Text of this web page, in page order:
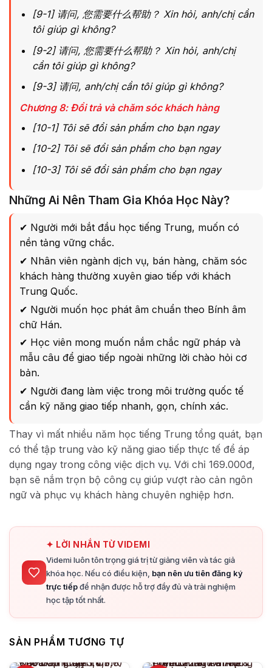
[9-1] 请问, 您需要什么帮助？ Xin hỏi, anh/chị cần
tôi giúp gì không?
[9-2] 请问, 您需要什么帮助？ Xin hỏi, anh/chị
cần tôi giúp gì không?
[9-3] 请问, anh/chị cần tôi giúp gì không?
Chương 8: Đổi trả và chăm sóc khách hàng
[10-1] Tôi sẽ đổi sản phẩm cho bạn ngay
[10-2] Tôi sẽ đổi sản phẩm cho bạn ngay
[10-3] Tôi sẽ đổi sản phẩm cho bạn ngay
Những Ai Nên Tham Gia Khóa Học Này?
✔ Người mới bắt đầu học tiếng Trung, muốn có
nền tảng vững chắc.
✔ Nhân viên ngành dịch vụ, bán hàng, chăm sóc
khách hàng thường xuyên giao tiếp với khách
Trung Quốc.
✔ Người muốn học phát âm chuẩn theo Bính âm
chữ Hán.
✔ Học viên mong muốn nắm chắc ngữ pháp và
mẫu câu để giao tiếp ngoài những lời chào hỏi cơ
bản.
✔ Người đang làm việc trong môi trường quốc tế
cần kỹ năng giao tiếp nhanh, gọn, chính xác.
Thay vì mất nhiều năm học tiếng Trung tổng quát, bạn
có thể tập trung vào kỹ năng giao tiếp thực tế để áp
dụng ngay trong công việc dịch vụ. Với chỉ 169.000đ,
bạn sẽ nắm trọn bộ công cụ giúp vượt rào cản ngôn
ngữ và phục vụ khách hàng chuyên nghiệp hơn.
✦ LỜI NHẮN TỪ VIDEMI
Videmi luôn tôn trọng giá trị từ giảng viên và tác giả
khóa học. Nếu có điều kiện, bạn nên ưu tiên đăng ký
trực tiếpđể nhận được hỗ trợ đầy đủ và trải nghiệm
học tập tốt nhất.
SẢN PHẨM TƯƠNG TỰ